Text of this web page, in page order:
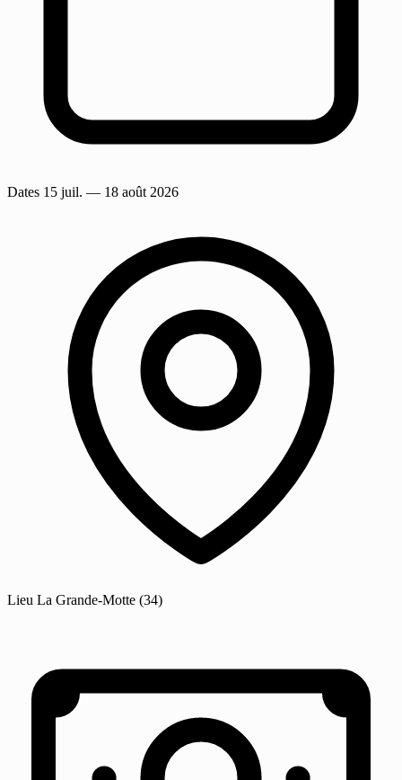
Dates 15 juil. — 18 août 2026
Lieu La Grande-Motte (34)